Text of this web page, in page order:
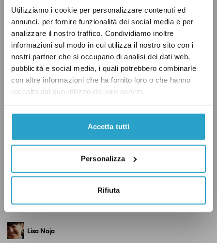
Utilizziamo i cookie per personalizzare contenuti ed
annunci, per fornire funzionalità dei social media e per
analizzare il nostro traffico. Condividiamo inoltre
informazioni sul modo in cui utilizza il nostro sito con i
nostri partner che si occupano di analisi dei dati web,
pubblicità e social media, i quali potrebbero combinarle
con altre informazioni che ha fornito loro o che hanno
raccolto dal suo utilizzo dei loro servizi.
Accetta tutti
Personalizza
Rifiuta
gli spettacoli, sia al chiuso che all’aperto, in
teatri, sale da concerto, cinema, locali di
intrattenimento e musica dal vivo e per gli
eventi sportivi.
facebook
twitterwhatsapp
emailbluesky
Lisa Noja